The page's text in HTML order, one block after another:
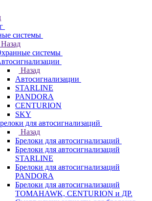
системы
Назад
системы
Назад
Автосигнализации
STARLINE
PANDORA
CENTURION
SKY
для автосигнализаций
Назад
Брелоки для автосигнализаций
Брелоки для автосигнализаций
STARLINE
Брелоки для автосигнализаций
PANDORA
Брелоки для автосигнализаций
TOMAHAWK, CENTURION и ДР.